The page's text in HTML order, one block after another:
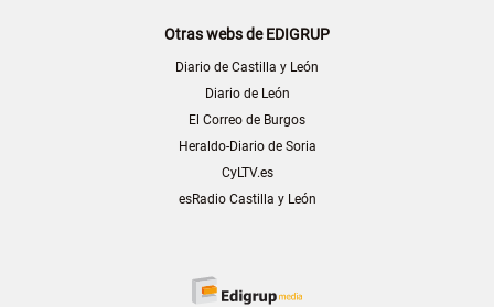
Otras webs de EDIGRUP
Diario de Castilla y León
Diario de León
El Correo de Burgos
Heraldo-Diario de Soria
CyLTV.es
esRadio Castilla y León